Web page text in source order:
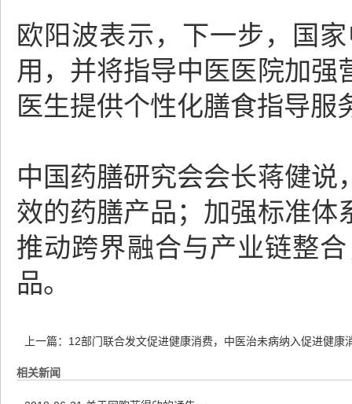
欧阳波表示，下一步，国
用，并将指导中医医院加
医生提供个性化膳食指导服
中国药膳研究会会长蒋健
效的药膳产品；加强标准体
推动跨界融合与产业链整
品。
上一篇： 12部门联合发文促进健康消费，中医治未病纳入促进健康
相关新闻